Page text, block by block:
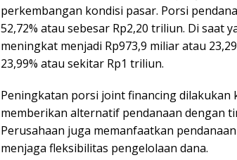
perkembangan kondisi pasar. Porsi
52,72% atau sebesar Rp2,20 triliun. Di saat
meningkat menjadi Rp973,9 miliar atau
23,99% atau sekitar Rp1 triliun.
Peningkatan porsi joint financing dilakukan
memberikan alternatif pendanaan dengan
Perusahaan juga memanfaatkan
menjaga fleksibilitas pengelolaan dana.